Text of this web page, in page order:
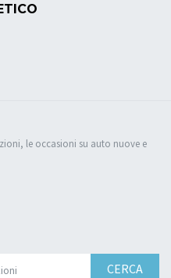
le occasioni su auto nuove e
CERCA